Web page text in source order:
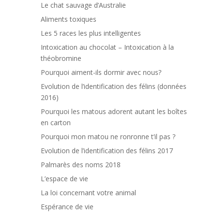
Le chat sauvage d’Australie
Aliments toxiques
Les 5 races les plus intelligentes
Intoxication au chocolat – Intoxication à la
théobromine
Pourquoi aiment-ils dormir avec nous?
Evolution de l’identification des félins (données
2016)
Pourquoi les matous adorent autant les boîtes
en carton
Pourquoi mon matou ne ronronne t’il pas ?
Evolution de l’identification des félins 2017
Palmarès des noms 2018
L’espace de vie
La loi concernant votre animal
Espérance de vie